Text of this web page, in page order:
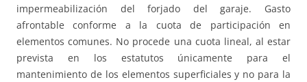
impermeabilización del forjado del garaje. Gasto
afrontable conforme a la cuota de participación en
elementos comunes. No procede una cuota lineal, al estar
prevista en los estatutos únicamente para el
mantenimiento de los elementos superficiales y no para la